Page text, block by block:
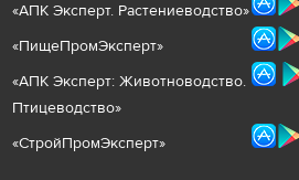
«АПК Эксперт. Растениеводство»
«ПищеПромЭксперт»
«АПК Эксперт: Животноводство.
Птицеводство»
«СтройПромЭксперт»